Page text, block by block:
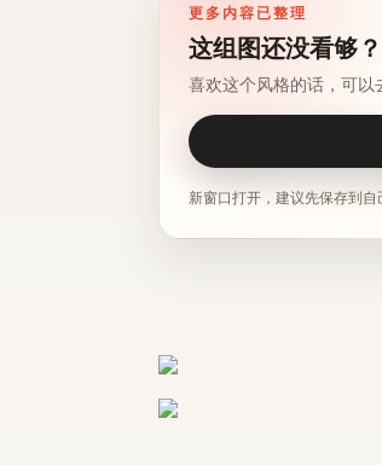
更多内容已整理
这组图还没看够
喜欢这个风格的话，可以
新窗口打开，建议先保存到自